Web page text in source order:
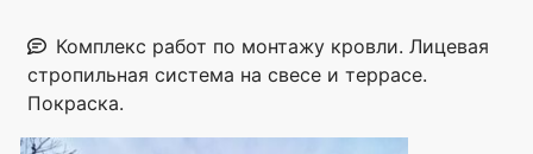
Комплекс работ по монтажу кровли. Лицевая
стропильная система на свесе и террасе.
Покраска.